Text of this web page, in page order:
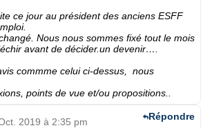
ce jour au président des anciens ESFF
Nous nous sommes fixé tout le mois
avant de décider.un devenir….
commme celui ci-dessus, nous
points de vue et/ou propositions..
2019 à 2:35 pm Répondre